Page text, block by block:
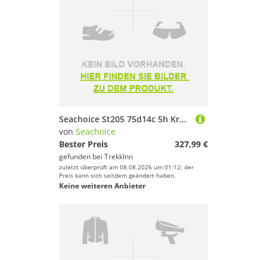
Seachoice St205 75d14c 5h Kr558 Wheel Silber 14´´
von Seachoice
Bester Preis
327,99 €
gefunden bei TrekkInn
zuletzt überprüft am 08.08.2026 um 01:12; der
Preis kann sich seitdem geändert haben.
Keine weiteren Anbieter